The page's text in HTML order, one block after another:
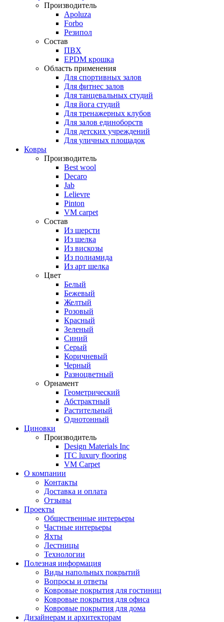
Производитель
Apoluza
Forbo
Резипол
Состав
ПВХ
EPDM крошка
Область применения
Для спортивных залов
Для фитнес залов
Для танцевальных студий
Для йога студий
Для тренажерных клубов
Для залов единоборств
Для детских учреждений
Для уличных площадок
Ковры
Производитель
Best wool
Decaro
Jab
Lelievre
Pinton
VM carpet
Состав
Из шерсти
Из шелка
Из вискозы
Из полиамида
Из арт шелка
Цвет
Белый
Бежевый
Желтый
Розовый
Красный
Зеленый
Синий
Серый
Коричневый
Черный
Разноцветный
Орнамент
Геометрический
Абстрактный
Растительный
Однотонный
Циновки
Производитель
Design Materials Inc
ITC luxury flooring
VM Carpet
О компании
Контакты
Доставка и оплата
Отзывы
Проекты
Общественные интерьеры
Частные интерьеры
Яхты
Лестницы
Технологии
Полезная информация
Виды напольных покрытий
Вопросы и ответы
Ковровые покрытия для гостиниц
Ковровые покрытия для офиса
Ковровые покрытия для дома
Дизайнерам и архитекторам